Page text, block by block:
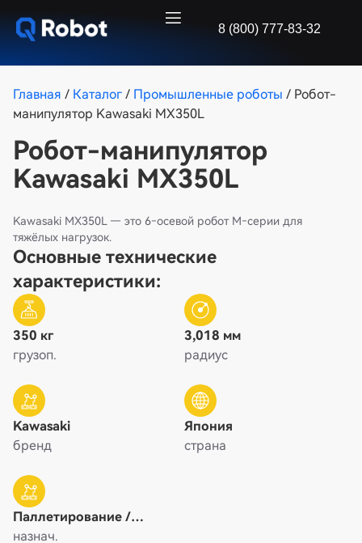
8 (800) 777-83-32
Главная / Каталог / Промышленные роботы / Робот-
манипулятор Kawasaki MX350L
Робот-манипулятор
Kawasaki MX350L
Kawasaki MX350L — это 6‑осевой робот M‑серии для
тяжёлых нагрузок.
Основные технические
характеристики:
350 кг
грузоп.
3,018 мм
радиус
Kawasaki
бренд
Япония
страна
Паллетирование /
Упаковка, Погрузка /
назнач.